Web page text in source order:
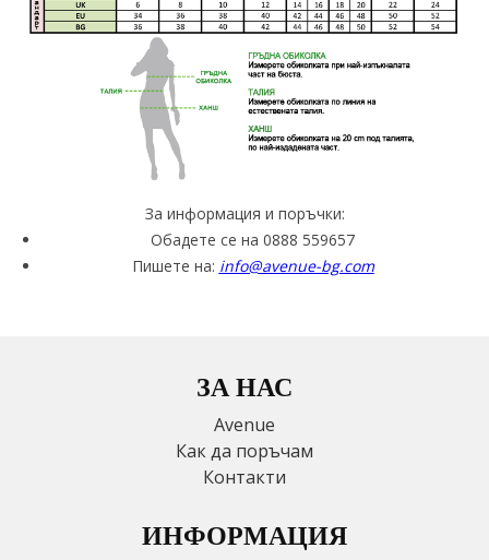
За информация и поръчки:
Обадете се на 0888 559657
Пишете на: info@avenue-bg.com
ЗА НАС
Avenue
Как да поръчам
Контакти
ИНФОРМАЦИЯ